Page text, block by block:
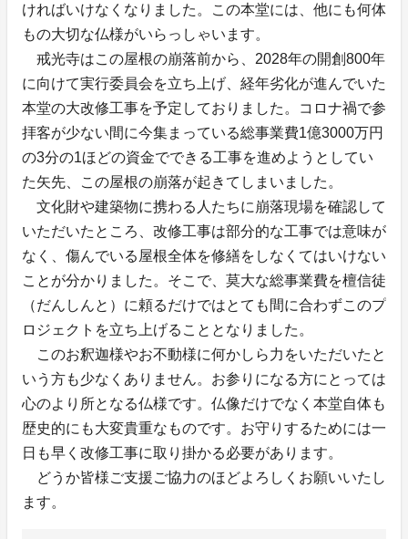
ければいけなくなりました。この本堂には、他にも何体
もの大切な仏様がいらっしゃいます。
戒光寺はこの屋根の崩落前から、2028年の開創800年
に向けて実行委員会を立ち上げ、経年劣化が進んでいた
本堂の大改修工事を予定しておりました。コロナ禍で参
拝客が少ない間に今集まっている総事業費1億3000万円
の3分の1ほどの資金でできる工事を進めようとしてい
た矢先、この屋根の崩落が起きてしまいました。
文化財や建築物に携わる人たちに崩落現場を確認して
いただいたところ、改修工事は部分的な工事では意味が
なく、傷んでいる屋根全体を修繕をしなくてはいけない
ことが分かりました。そこで、莫大な総事業費を檀信徒
（だんしんと）に頼るだけではとても間に合わずこのプ
ロジェクトを立ち上げることとなりました。
このお釈迦様やお不動様に何かしら力をいただいたと
いう方も少なくありません。お参りになる方にとっては
心のより所となる仏様です。仏像だけでなく本堂自体も
歴史的にも大変貴重なものです。お守りするためには一
日も早く改修工事に取り掛かる必要があります。
どうか皆様ご支援ご協力のほどよろしくお願いいたし
ます。